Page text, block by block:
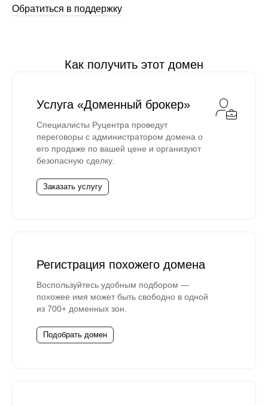
Обратиться в поддержку
Как получить этот домен
Услуга «Доменный брокер»
Специалисты Руцентра проведут
переговоры с администратором домена о
его продаже по вашей цене и организуют
безопасную сделку.
Заказать услугу
Регистрация похожего домена
Воспользуйтесь удобным подбором —
похожее имя может быть свободно в одной
из 700+ доменных зон.
Подобрать домен